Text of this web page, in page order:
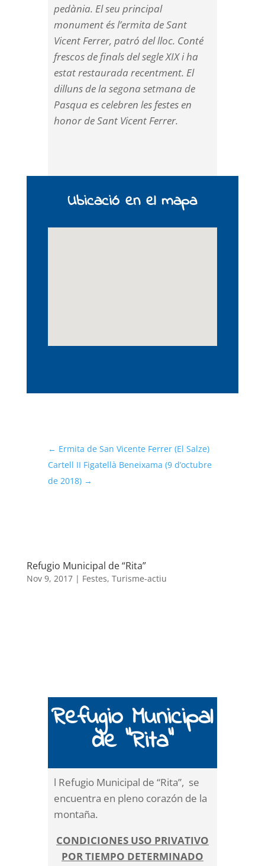
pedània. El seu principal
monument és l’ermita de Sant
Vicent Ferrer, patró del lloc. Conté
frescos de finals del segle XIX i ha
estat restaurada recentment. El
dilluns de la segona setmana de
Pasqua es celebren les festes en
honor de Sant Vicent Ferrer.
Ubicació en el mapa
← Ermita de San Vicente Ferrer (El Salze)
Cartell II Figatellà Beneixama (9 d’octubre
de 2018)→
Refugio Municipal de “Rita”
Nov 9, 2017| Festes, Turisme-actiu
Refugio Municipal
de “Rita”
l Refugio Municipal de “Rita”, se
encuentra en pleno corazón de la
montaña.
CONDICIONES USO PRIVATIVO
POR TIEMPO DETERMINADO